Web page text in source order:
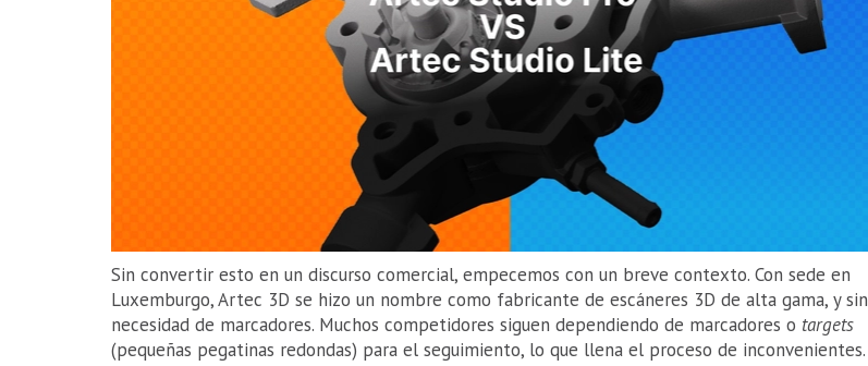
Sin convertir esto en un discurso comercial, empecemos con un breve contexto. Con sede en
Luxemburgo, Artec 3D se hizo un nombre como fabricante de escáneres 3D de alta gama, y sin
necesidad de marcadores. Muchos competidores siguen dependiendo de marcadores o targets
(pequeñas pegatinas redondas) para el seguimiento, lo que llena el proceso de inconvenientes.